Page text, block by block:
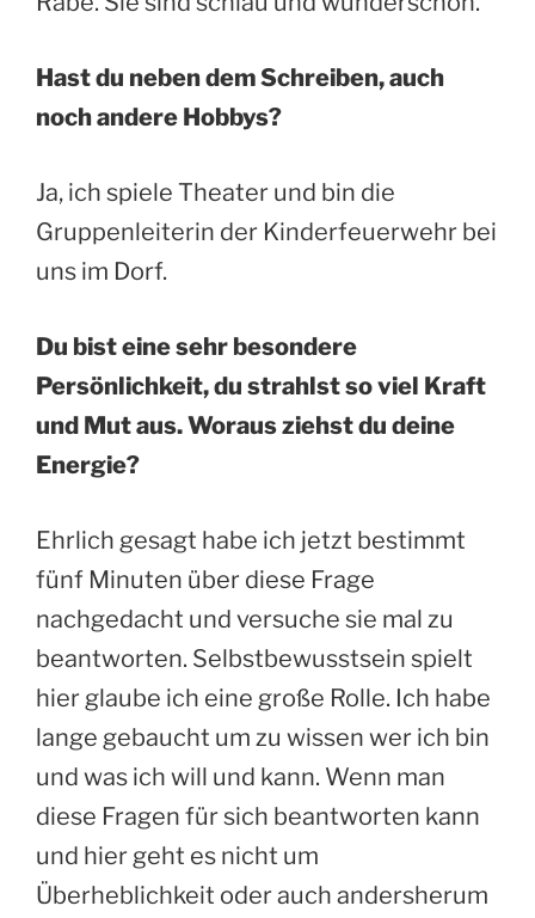
Hast du neben dem Schreiben, auch
noch andere Hobbys?
Ja, ich spiele Theater und bin die
Gruppenleiterin der Kinderfeuerwehr bei
uns im Dorf.
Du bist eine sehr besondere
Persönlichkeit, du strahlst so viel Kraft
und Mut aus. Woraus ziehst du deine
Energie?
Ehrlich gesagt habe ich jetzt bestimmt
fünf Minuten über diese Frage
nachgedacht und versuche sie mal zu
beantworten. Selbstbewusstsein spielt
hier glaube ich eine große Rolle. Ich habe
lange gebaucht um zu wissen wer ich bin
und was ich will und kann. Wenn man
diese Fragen für sich beantworten kann
und hier geht es nicht um
Überheblichkeit oder auch andersherum